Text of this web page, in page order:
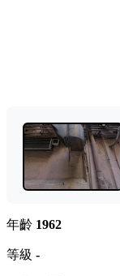
年齡 1962
等級 -